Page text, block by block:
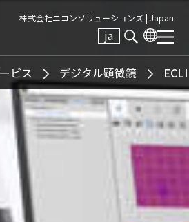
株式会社ニコンソリューションズ | Japan
ja
ビス デジタル顕微鏡